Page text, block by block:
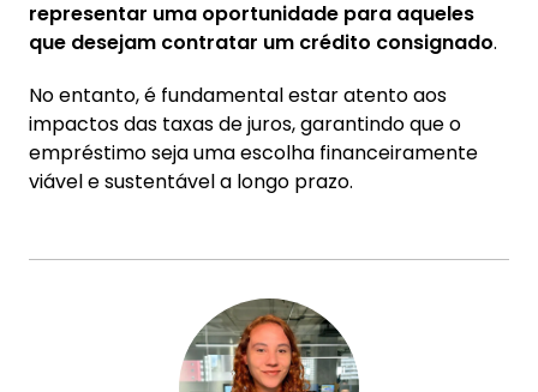
representar uma oportunidade para aqueles
que desejam contratar um crédito consignado.
No entanto, é fundamental estar atento aos
impactos das taxas de juros, garantindo que o
empréstimo seja uma escolha financeiramente
viável e sustentável a longo prazo.